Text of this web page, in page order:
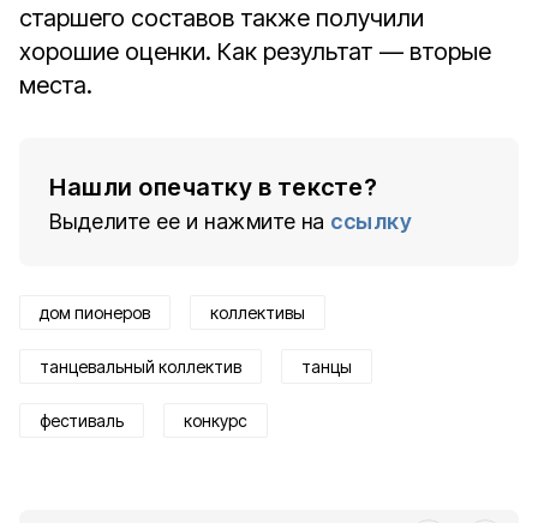
старшего составов также получили
хорошие оценки. Как результат — вторые
места.
Нашли опечатку в тексте?
Выделите ее и нажмите на ссылку
дом пионеров коллективы
танцевальный коллектив танцы
фестиваль конкурс